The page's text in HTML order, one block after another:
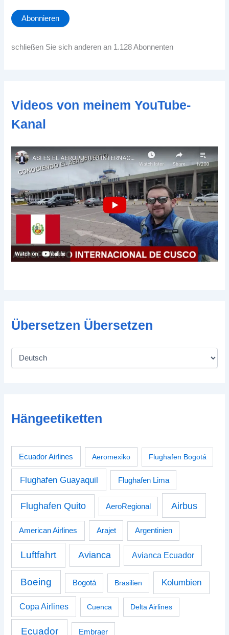
a
i
A
s
e
Abonnieren
schließen Sie sich anderen an 1.128 Abonnenten
Videos von meinem YouTube-
Kanal
Übersetzen Übersetzen
Hängeetiketten
Ecuador Airlines Aeromexiko Flughafen Bogotá
Flughafen Guayaquil Flughafen Lima
Flughafen Quito AeroRegional Airbus
American Airlines Arajet Argentinien
Luftfahrt Avianca Avianca Ecuador
Boeing Bogotá Brasilien Kolumbien
Copa Airlines Cuenca Delta Airlines
Ecuador Embraer